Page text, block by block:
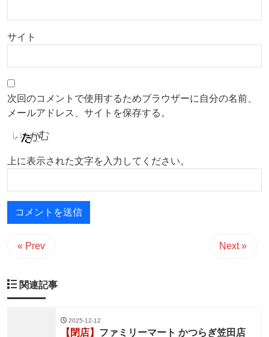
サイト
次回のコメントで使用するためブラウザーに自分の名前、
メールアドレス、サイトを保存する。
上に表示された文字を入力してください。
« Prev Next »
関連記事
2025-12-12
【閉店】 ファミリーマート かつらぎ笠田店